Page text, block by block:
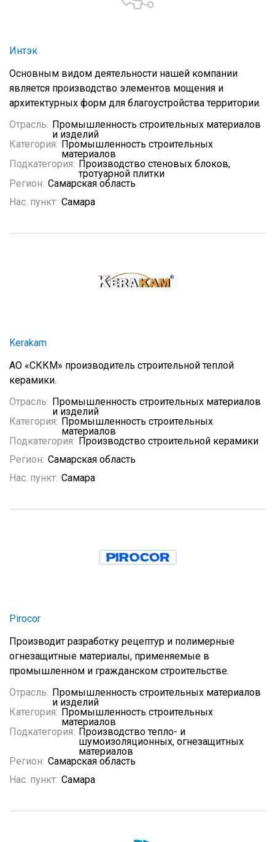
Интэк
Основным видом деятельности нашей компании
является производство элементов мощения и
архитектурных форм для благоустройства территории.
Отрасль: Промышленность строительных материалов
и изделий
Категория: Промышленность строительных
материалов
Подкатегория: Производство стеновых блоков,
тротуарной плитки
Регион: Самарская область
Нас. пункт: Самара
Kerakam
АО «СККМ» производитель строительной теплой
керамики.
Отрасль: Промышленность строительных материалов
и изделий
Категория: Промышленность строительных
материалов
Подкатегория: Производство строительной керамики
Регион: Самарская область
Нас. пункт: Самара
Pirocor
Производит разработку рецептур и полимерные
огнезащитные материалы, применяемые в
промышленном и гражданском строительстве.
Отрасль: Промышленность строительных материалов
и изделий
Категория: Промышленность строительных
материалов
Подкатегория: Производство тепло- и
шумоизоляционных, огнезащитных
материалов
Регион: Самарская область
Нас. пункт: Самара